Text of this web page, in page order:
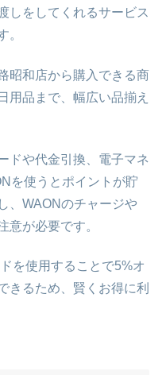
しをしてくれるサービス
。
昭和店から購入できる商
用品まで、幅広い品揃え
ドや代金引換、電子マネ
を使うとポイントが貯
、WAONのチャージや
意が必要です。
を使用することで5%オ
きるため、賢くお得に利